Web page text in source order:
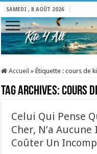
SAMEDI , 8 AOÛT 2026
Accueil » Étiquette :cours de
Tag Archives:cours
Celui Qui Pense
Cher, N’a
Coûter Un